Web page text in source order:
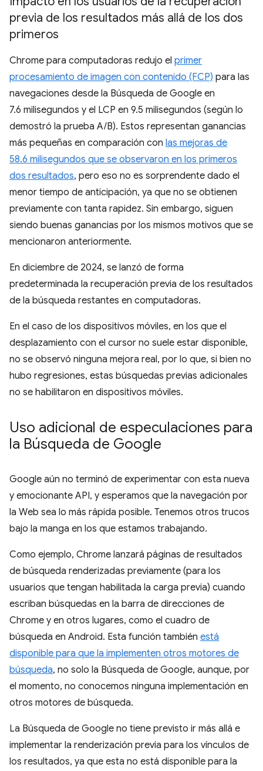
previa de los resultados más allá de los dos
primeros
Chrome para computadoras redujo el primer
procesamiento de imagen con contenido (FCP) para las
navegaciones desde la Búsqueda de Google en
7.6 milisegundos y el LCP en 9.5 milisegundos (según lo
demostró la prueba A/B). Estos representan ganancias
más pequeñas en comparación con las mejoras de
58.6 milisegundos que se observaron en los primeros
dos resultados, pero eso no es sorprendente dado el
menor tiempo de anticipación, ya que no se obtienen
previamente con tanta rapidez. Sin embargo, siguen
siendo buenas ganancias por los mismos motivos que se
mencionaron anteriormente.
En diciembre de 2024, se lanzó de forma
predeterminada la recuperación previa de los resultados
de la búsqueda restantes en computadoras.
En el caso de los dispositivos móviles, en los que el
desplazamiento con el cursor no suele estar disponible,
no se observó ninguna mejora real, por lo que, si bien no
hubo regresiones, estas búsquedas previas adicionales
no se habilitaron en dispositivos móviles.
Uso adicional de especulaciones para
la Búsqueda de Google
Google aún no terminó de experimentar con esta nueva
y emocionante API, y esperamos que la navegación por
la Web sea lo más rápida posible. Tenemos otros trucos
bajo la manga en los que estamos trabajando.
Como ejemplo, Chrome lanzará páginas de resultados
de búsqueda renderizadas previamente (para los
usuarios que tengan habilitada la carga previa) cuando
escriban búsquedas en la barra de direcciones de
Chrome y en otros lugares, como el cuadro de
búsqueda en Android. Esta función también está
disponible para que la implementen otros motores de
búsqueda, no solo la Búsqueda de Google, aunque, por
el momento, no conocemos ninguna implementación en
otros motores de búsqueda.
La Búsqueda de Google no tiene previsto ir más allá e
implementar la renderización previa para los vínculos de
los resultados, ya que esta no está disponible para la